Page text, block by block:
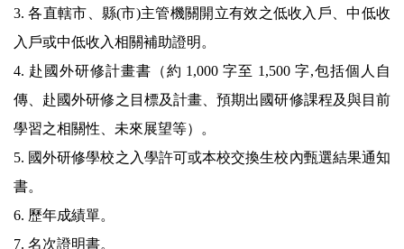
3. 各直轄市、縣(市)主管機關開立有效之低收入戶、中低收
入戶或中低收入相關補助證明。
4. 赴國外研修計畫書（約 1,000 字至 1,500 字,包括個人自
傳、赴國外研修之目標及計畫、預期出國研修課程及與目前
學習之相關性、未來展望等）。
5. 國外研修學校之入學許可或本校交換生校內甄選結果通知
書。
6. 歷年成績單。
7. 名次證明書。